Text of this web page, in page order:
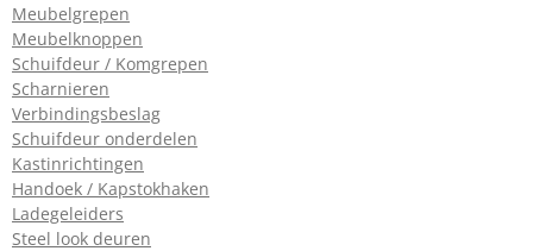
Meubelgrepen
Meubelknoppen
Schuifdeur / Komgrepen
Scharnieren
Verbindingsbeslag
Schuifdeur onderdelen
Kastinrichtingen
Handoek / Kapstokhaken
Ladegeleiders
Steel look deuren